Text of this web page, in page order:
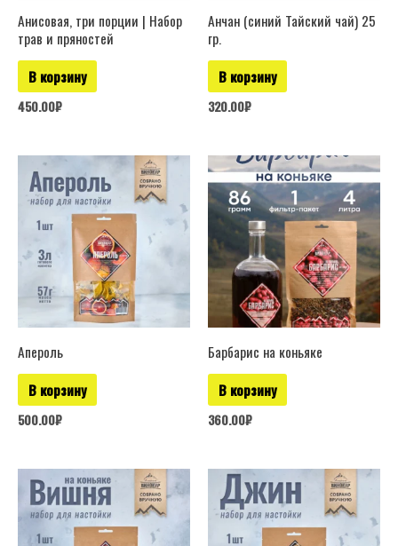
Анисовая, три порции | Набор
трав и пряностей
В корзину
450.00₽
Анчан (синий Тайский чай) 25
гр.
В корзину
320.00₽
Апероль
В корзину
500.00₽
Барбарис на коньяке
В корзину
360.00₽